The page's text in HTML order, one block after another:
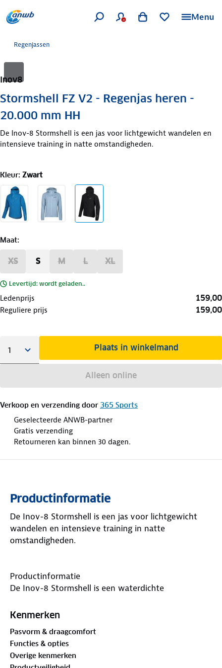
Menu
Regenjassen
Inov8
Stormshell FZ V2 - Regenjas heren -
20.000 mm HH
De Inov-8 Stormshell is een jas voor lichtgewicht wandelen en
intensieve training in natte omstandigheden.
Kleur: Zwart
Maat:
XS S M L XL
Levertijd: wordt geladen..
Ledenprijs 159,00
Reguliere prijs 159,00
Plaats in winkelmand
Alleen online
Verkoop en verzending door 365 Sports
Geselecteerde ANWB-partner
Gratis verzending
Retourneren kan binnen 30 dagen.
Productinformatie
De Inov-8 Stormshell is een jas voor lichtgewicht
wandelen en intensieve training in natte
omstandigheden.
Productinformatie
De Inov-8 Stormshell is een waterdichte
lichtgewicht wedstrijden en intensieve trainingen in
Pertex Shield stof voor meer comfort en een
ritssluiting over de hele lengte voor sneller aan- en
uittrekken. Het is klein op te bergen in zijn eigen
Kenmerken
Pasvorm & draagcomfort
Functies & opties
Overige kenmerken